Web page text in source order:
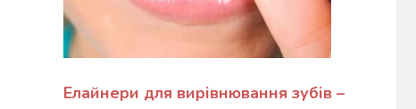
Елайнери для вирівнювання зубів –